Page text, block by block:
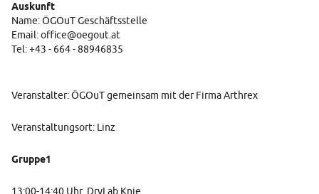
Auskunft
Name: ÖGOuT Geschäftsstelle
Email: office@oegout.at
Tel: +43 - 664 - 88946835
Veranstalter: ÖGOuT gemeinsam mit der Firma Arthrex
Veranstaltungsort: Linz
Gruppe1